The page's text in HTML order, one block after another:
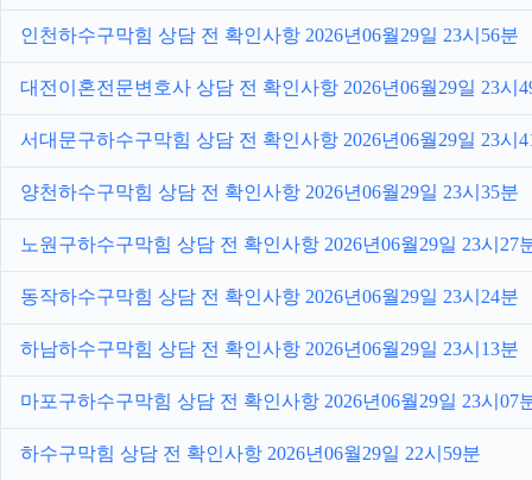
인천하수구막힘 상담 전 확인사항 2026년06월29일 23시56분
대전이혼전문변호사 상담 전 확인사항 2026년06월29일 23시
서대문구하수구막힘 상담 전 확인사항 2026년06월29일 23시
양천하수구막힘 상담 전 확인사항 2026년06월29일 23시35분
노원구하수구막힘 상담 전 확인사항 2026년06월29일 23시27
동작하수구막힘 상담 전 확인사항 2026년06월29일 23시24분
하남하수구막힘 상담 전 확인사항 2026년06월29일 23시13분
마포구하수구막힘 상담 전 확인사항 2026년06월29일 23시07
하수구막힘 상담 전 확인사항 2026년06월29일 22시59분